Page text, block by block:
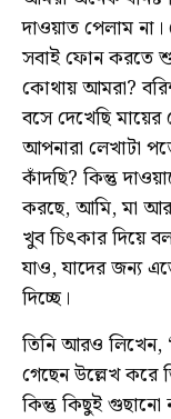
দাওয়াত পেলাম
সবাই ফোন করতে
কোথায় আমরা?
বসে দেখেছি মায়ের
আপনারা লেখাটা
কাঁদছি? কিন্তু
করছে, আমি, মা
খুব চিৎকার দিয়ে
যাও, যাদের জন্য
দিচ্ছে।
তিনি আরও লিখেন,
গেছেন উল্লেখ করে
কিন্তু কিছুই